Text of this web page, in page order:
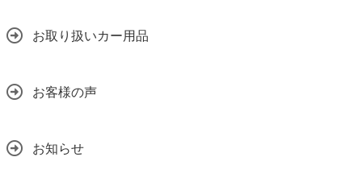
お取り扱いカー用品
お客様の声
お知らせ